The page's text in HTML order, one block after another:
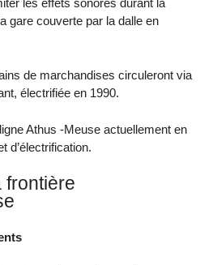
les effets sonores durant la
gare couverte par la dalle en
de marchandises circuleront via
électrifiée en 1990.
Athus -Meuse actuellement en
d’électrification.
frontière